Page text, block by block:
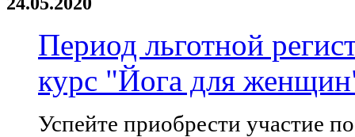
Период льготной
курс "Йога для
Успейте приобрести участие